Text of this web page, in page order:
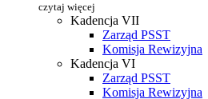
czytaj więcej
Kadencja VII
Zarząd PSST
Komisja Rewizyjna
Kadencja VI
Zarząd PSST
Komisja Rewizyjna